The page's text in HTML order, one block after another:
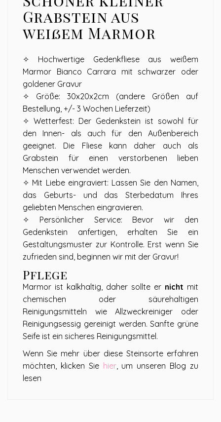
Grabstein aus
weißem Marmor
✧ Hochwertige Gedenkfliese aus weißem
Marmor Bianco Carrara mit schwarzer oder
goldener Gravur
✧ Größe: 30x20x2cm (andere Größen auf
Bestellung, +/- 3 Wochen Lieferzeit)
✧ Wetterfest: Der Gedenkstein ist sowohl für
den Innen- als auch für den Außenbereich
geeignet. Die Fliese kann daher auch als
Grabstein für einen verstorbenen lieben
Menschen verwendet werden.
✧ Mit Liebe eingraviert: Lassen Sie den Namen,
das Geburts- und das Sterbedatum Ihres
geliebten Menschen eingravieren.
✧ Persönlicher Service: Bevor wir den
Gedenkstein anfertigen, erhalten Sie ein
Gestaltungsmuster zur Kontrolle. Erst wenn Sie
zufrieden sind, beginnen wir mit der Gravur!
Pflege
Marmor ist kalkhaltig, daher sollte er nicht mit
chemischen oder säurehaltigen
Reinigungsmitteln wie Allzweckreiniger oder
Reinigungsessig gereinigt werden. Sanfte grüne
Seife ist ein sicheres Reinigungsmittel.
Wenn Sie mehr über diese Steinsorte erfahren
möchten, klicken Sie hier, um unseren Blog zu
lesen